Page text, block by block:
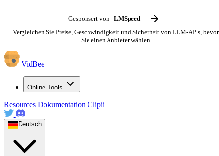
Gesponsert von LMSpeed -
Vergleichen Sie Preise, Geschwindigkeit und Sicherheit von LLM-APIs, bevor
Sie einen Anbieter wählen
VidBee
Online-Tools
Resources Dokumentation Clipii
Deutsch